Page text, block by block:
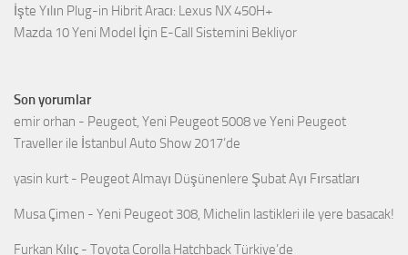
İşte Yılın Plug-in Hibrit Aracı: Lexus NX 450H+
Mazda 10 Yeni Model İçin E-Call Sistemini Bekliyor
Son yorumlar
emir orhan - Peugeot, Yeni Peugeot 5008 ve Yeni Peugeot
Traveller ile İstanbul Auto Show 2017’de
yasin kurt - Peugeot Almayı Düşünenlere Şubat Ayı Fırsatları
Musa Çimen - Yeni Peugeot 308, Michelin lastikleri ile yere basacak!
Furkan Kılıç - Toyota Corolla Hatchback Türkiye’de